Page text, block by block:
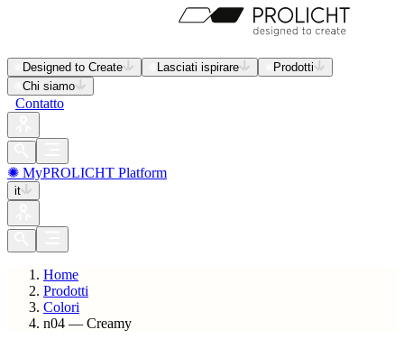
Designed to Create Lasciati ispirare
Prodotti
Chi siamo
Contatto
✺ MyPROLICHT Platform
it
Home
Prodotti
Colori
n04 — Creamy